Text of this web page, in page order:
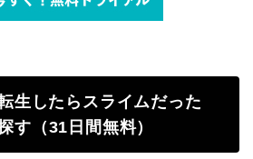
生したらスライムだった
す（31日間無料）